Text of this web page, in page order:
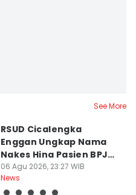
See More
RSUD Cicalengka
Enggan Ungkap Nama
Nakes Hina Pasien BPJS
Yurizal
06 Agu 2026, 23:27 WIB
News